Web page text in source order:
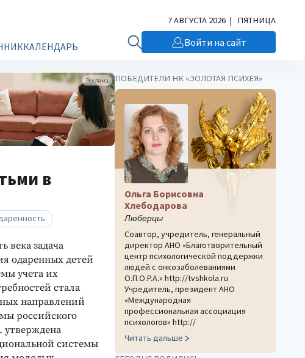
КАЛЕНДАРЬ
7 АВГУСТА 2026 | ПЯТНИЦА
Войти на сайт
Реклама
в
века задача
одаренных детей
учета их
стала
направлений
российского
утверждена
системы
ПОБЕДИТЕЛИ НК «ЗОЛОТАЯ ПСИХЕЯ»
Ольга Борисовна
Хлебодарова
Люберцы
Соавтор, учредитель, генеральный
директор АНО «Благотворительный
центр психологической поддержки
людей с онкозаболеваниями
О.П.О.Р.А.» http://tvshkola.ru
Учредитель, президент АНО
«Международная
профессиональная ассоциация
психологов» http://
Читать дальше